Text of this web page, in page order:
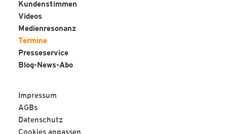
Kundenstimmen
Videos
Medienresonanz
Termine
Presseservice
Blog-News-Abo
Impressum
AGBs
Datenschutz